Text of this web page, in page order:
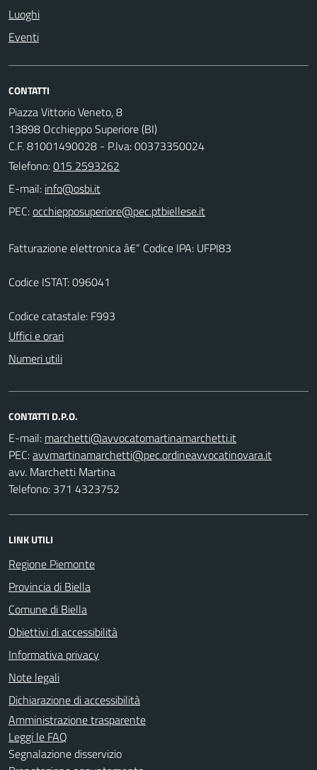
Luoghi
Eventi
CONTATTI
Piazza Vittorio Veneto, 8
13898 Occhieppo Superiore (BI)
C.F. 81001490028 - P.Iva: 00373350024
Telefono:015 2593262
E-mail:
PEC:
Fatturazione elettronica â€“ Codice IPA: UFPI83
Codice ISTAT: 096041
Codice catastale: F993
Uffici e orari
Numeri utili
CONTATTI D.P.O.
E-mail:
PEC:
avv. Marchetti Martina
Telefono: 371 4323752
LINK UTILI
Regione Piemonte
Provincia di Biella
Comune di Biella
Obiettivi di accessibilità
Informativa privacy
Note legali
Dichiarazione di accessibilità
Amministrazione trasparente
Leggi le FAQ
Segnalazione disservizio